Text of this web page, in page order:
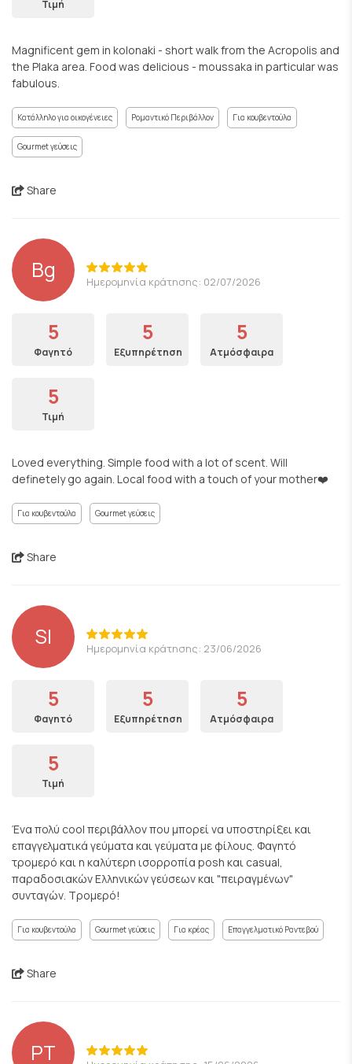
Τιμή
Magnificent gem in kolonaki - short walk from the Acropolis and
the Plaka area. Food was delicious - moussaka in particular was
fabulous.
Κατάλληλο για οικογένειες Ρομαντικό Περιβάλλον Για κουβεντούλα
Gourmet γεύσεις
Share
Bg Ημερομηνία κράτησης: 02/07/2026
5
Φαγητό
5
Εξυπηρέτηση
5
Ατμόσφαιρα
5
Τιμή
Loved everything. Simple food with a lot of scent. Will
definetely go again. Local food with a touch of your mother❤️
Για κουβεντούλα Gourmet γεύσεις
Share
SI Ημερομηνία κράτησης: 23/06/2026
5
Φαγητό
5
Εξυπηρέτηση
5
Ατμόσφαιρα
5
Τιμή
Ένα πολύ cool περιβάλλον που μπορεί να υποστηρίξει και
επαγγελματικά γεύματα και γεύματα με φίλους. Φαγητό
τρομερό και η καλύτερη ισορροπία posh και casual,
παραδοσιακών Ελληνικών γεύσεων και "πειραγμένων"
συνταγών. Τρομερό!
Για κουβεντούλα Gourmet γεύσεις Για κρέας Επαγγελματικό Ραντεβού
Share
PT